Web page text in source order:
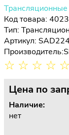
Трансляционные
Код товара:
Тип:
Артикул:
Производитель:
☆ ☆ ☆ ☆ ☆
Цена по
Наличие:
нет